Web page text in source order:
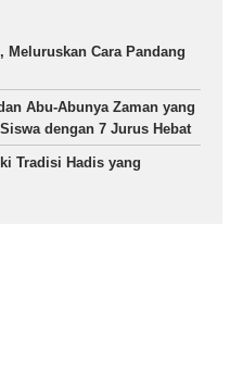
Cara Pandang
Abu-Abunya Zaman yang
dengan 7 Jurus Hebat
Tradisi Hadis yang